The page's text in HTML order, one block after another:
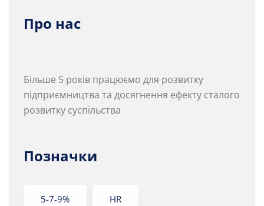
Про нас
Більше 5 років працюємо для розвитку
підприємництва та досягнення ефекту сталого
розвитку суспільства
Позначки
5-7-9% HR